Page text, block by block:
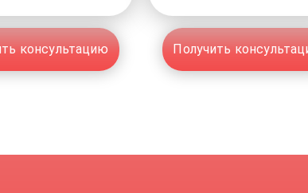
консультацию Получить